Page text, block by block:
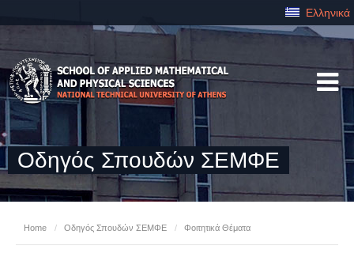
Ελληνικά
Οδηγός Σπουδών ΣΕΜΦΕ
Home / Οδηγός Σπουδών ΣΕΜΦΕ / Φοιτητικά Θέματα